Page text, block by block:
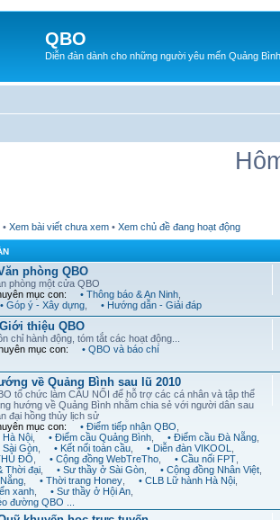
QBO
Diễn đàn dành cho những người yêu mến Quảng Bình
• Xem bài viết chưa xem • Xem chủ đề đang hoạt động
phòng QBO
phòng một cửa QBO
mục con:
• Thông báo & An Ninh
• Góp ý - Xây dựng
• Hướng dẫn - Giải đáp
thiệu QBO
chỉ hành động, tóm tắt các hoạt động...
mục con:
• QBO và báo chí
về Quảng Bình sau lũ 2010
tổ chức làm CẦU NỐI để hỗ trợ các cá nhân và tập thể
hướng về Quảng Bình nhằm chia sẻ với người dân sau
đại hồng thủy lịch sử
mục con:
• Điểm tiếp nhận QBO
Hà Nội
• Điểm cầu Quảng Bình • Điểm cầu Đà Nẵng
Sài Gòn
• Kết nối toàn cầu • Diễn đàn VIKOOL
ĐÔ
• Cộng đồng WebTreTho • Cầu nối FPT
Thời đại
• Sư thầy ở Sài Gòn • Cộng đồng Nhân Việt
• Thời trang Honey • CLB Lữ hành Hà Nội
xanh
• Sư thầy ở Hội An
đường QBO ...